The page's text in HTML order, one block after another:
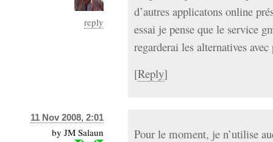
reply
d’autres applicatons online
essai je pense que le service
regarderai les alternatives
[Reply]
11 Nov 2008, 2:01
by JM Salaun
Pour le moment, je n’utilise